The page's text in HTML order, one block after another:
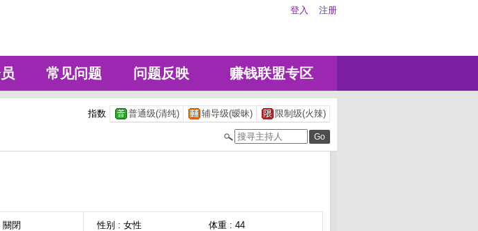
登入 注册
常见问题 问题反映 赚钱联盟专区
指数 普通级(清纯) 辅导级(暧昧) 限制级(火辣)
關閉 性别 : 女性 体重 : 44